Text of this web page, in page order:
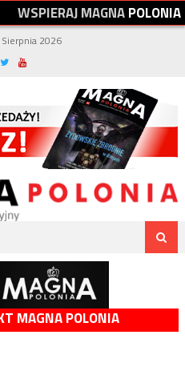
WSPIERAJMAGNAPOLONIA
2026
MAGNA POLONIA